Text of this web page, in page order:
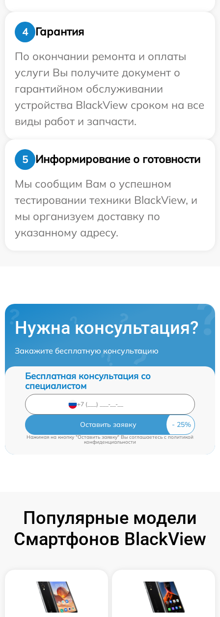
4
Гарантия
По окончании ремонта и оплаты
услуги Вы получите документ о
гарантийном обслуживании
устройства BlackView сроком на все
виды работ и запчасти.
5
Информирование о готовности
Мы сообщим Вам о успешном
тестировании техники BlackView, и
мы организуем доставку по
указанному адресу.
Нужна консультация?
Закажите бесплатную консультацию
Бесплатная консультация со
специалистом
Оставить заявку
Нажимая на кнопку "Оставить заявку" Вы соглашаетесь cполитикой
конфиденциальности
Популярные модели
Смартфонов BlackView